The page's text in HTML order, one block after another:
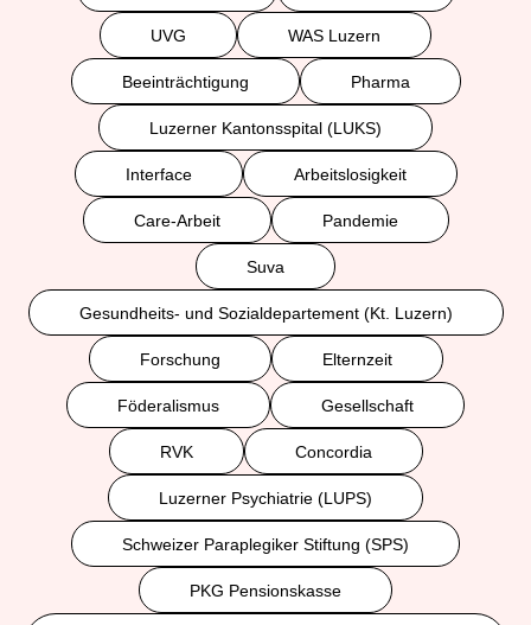
UVG WAS Luzern
Beeinträchtigung Pharma
Luzerner Kantonsspital (LUKS)
Interface Arbeitslosigkeit
Care-Arbeit Pandemie
Suva
Gesundheits- und Sozialdepartement (Kt. Luzern)
Forschung Elternzeit
Föderalismus Gesellschaft
RVK Concordia
Luzerner Psychiatrie (LUPS)
Schweizer Paraplegiker Stiftung (SPS)
PKG Pensionskasse